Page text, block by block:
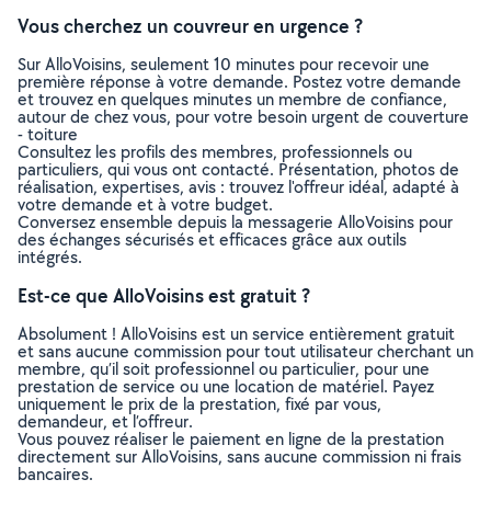
Vous cherchez un couvreur en urgence ?
Sur AlloVoisins, seulement 10 minutes pour recevoir une
première réponse à votre demande. Postez votre demande
et trouvez en quelques minutes un membre de confiance,
autour de chez vous, pour votre besoin urgent de couverture
- toiture
Consultez les profils des membres, professionnels ou
particuliers, qui vous ont contacté. Présentation, photos de
réalisation, expertises, avis : trouvez l'offreur idéal, adapté à
votre demande et à votre budget.
Conversez ensemble depuis la messagerie AlloVoisins pour
des échanges sécurisés et efficaces grâce aux outils
intégrés.
Est-ce que AlloVoisins est gratuit ?
Absolument ! AlloVoisins est un service entièrement gratuit
et sans aucune commission pour tout utilisateur cherchant un
membre, qu’il soit professionnel ou particulier, pour une
prestation de service ou une location de matériel. Payez
uniquement le prix de la prestation, fixé par vous,
demandeur, et l’offreur.
Vous pouvez réaliser le paiement en ligne de la prestation
directement sur AlloVoisins, sans aucune commission ni frais
bancaires.